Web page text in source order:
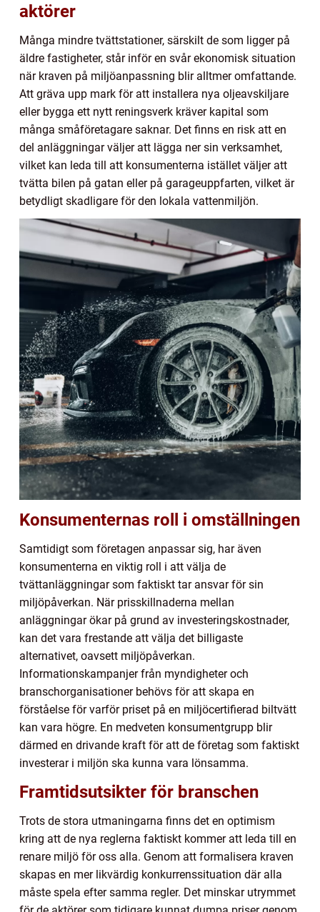
aktörer
Många mindre tvättstationer, särskilt de som ligger på
äldre fastigheter, står inför en svår ekonomisk situation
när kraven på miljöanpassning blir alltmer omfattande.
Att gräva upp mark för att installera nya oljeavskiljare
eller bygga ett nytt reningsverk kräver kapital som
många småföretagare saknar. Det finns en risk att en
del anläggningar väljer att lägga ner sin verksamhet,
vilket kan leda till att konsumenterna istället väljer att
tvätta bilen på gatan eller på garageuppfarten, vilket är
betydligt skadligare för den lokala vattenmiljön.
Konsumenternas roll i omställningen
Samtidigt som företagen anpassar sig, har även
konsumenterna en viktig roll i att välja de
tvättanläggningar som faktiskt tar ansvar för sin
miljöpåverkan. När prisskillnaderna mellan
anläggningar ökar på grund av investeringskostnader,
kan det vara frestande att välja det billigaste
alternativet, oavsett miljöpåverkan.
Informationskampanjer från myndigheter och
branschorganisationer behövs för att skapa en
förståelse för varför priset på en miljöcertifierad biltvätt
kan vara högre. En medveten konsumentgrupp blir
därmed en drivande kraft för att de företag som faktiskt
investerar i miljön ska kunna vara lönsamma.
Framtidsutsikter för branschen
Trots de stora utmaningarna finns det en optimism
kring att de nya reglerna faktiskt kommer att leda till en
renare miljö för oss alla. Genom att formalisera kraven
skapas en mer likvärdig konkurrenssituation där alla
måste spela efter samma regler. Det minskar utrymmet